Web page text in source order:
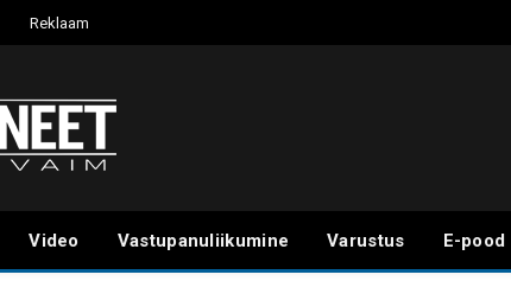
Reklaam
Video Vastupanuliikumine Varustus E-pood